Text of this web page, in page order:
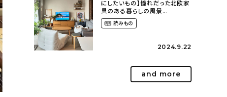
にしたいもの】憧れだった北欧家
具のある暮らしの風景
（m._.k_homeさん）
読みもの
2024.9.22
and more